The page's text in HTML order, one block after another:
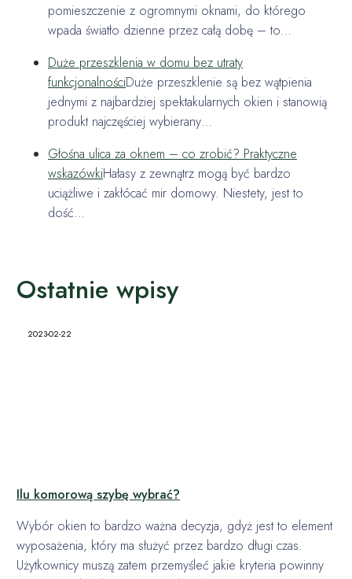
pomieszczenie z ogromnymi oknami, do którego
wpada światło dzienne przez całą dobę – to…
Duże przeszklenia w domu bez utraty
funkcjonalnościDuże przeszklenie są bez wątpienia
jednymi z najbardziej spektakularnych okien i stanowią
produkt najczęściej wybierany…
Głośna ulica za oknem – co zrobić? Praktyczne
wskazówkiHałasy z zewnątrz mogą być bardzo
uciążliwe i zakłócać mir domowy. Niestety, jest to
dość…
Ostatnie wpisy
Ilu komorową szybę wybrać?
2023-02-22
Wybór okien to bardzo ważna decyzja, gdyż jest to element
wyposażenia, który ma służyć przez bardzo długi czas.
Użytkownicy muszą zatem przemyśleć jakie kryteria powinny